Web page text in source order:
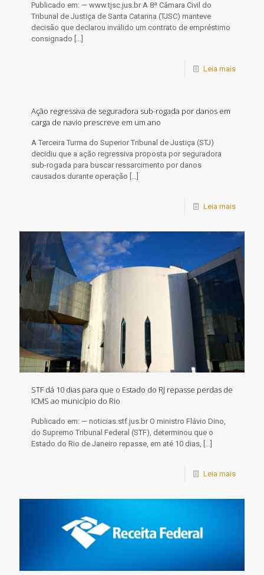
Publicado em: — www.tjsc.jus.br A 8ª Câmara Civil do
Tribunal de Justiça de Santa Catarina (TJSC) manteve
decisão que declarou inválido um contrato de empréstimo
consignado […]
Leia mais
Ação regressiva de seguradora sub-rogada por danos em
carga de navio prescreve em um ano
​A Terceira Turma do Superior Tribunal de Justiça (STJ)
decidiu que a ação regressiva proposta por seguradora
sub-rogada para buscar ressarcimento por danos
causados durante operação […]
Leia mais
STF dá 10 dias para que o Estado do RJ repasse perdas de
ICMS ao município do Rio
Publicado em: — noticias.stf.jus.br O ministro Flávio Dino,
do Supremo Tribunal Federal (STF), determinou que o
Estado do Rio de Janeiro repasse, em até 10 dias, […]
Leia mais